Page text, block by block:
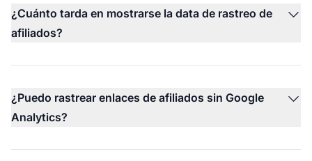
¿Cuánto tarda en mostrarse la data de rastreo de
afiliados?
¿Puedo rastrear enlaces de afiliados sin Google
Analytics?